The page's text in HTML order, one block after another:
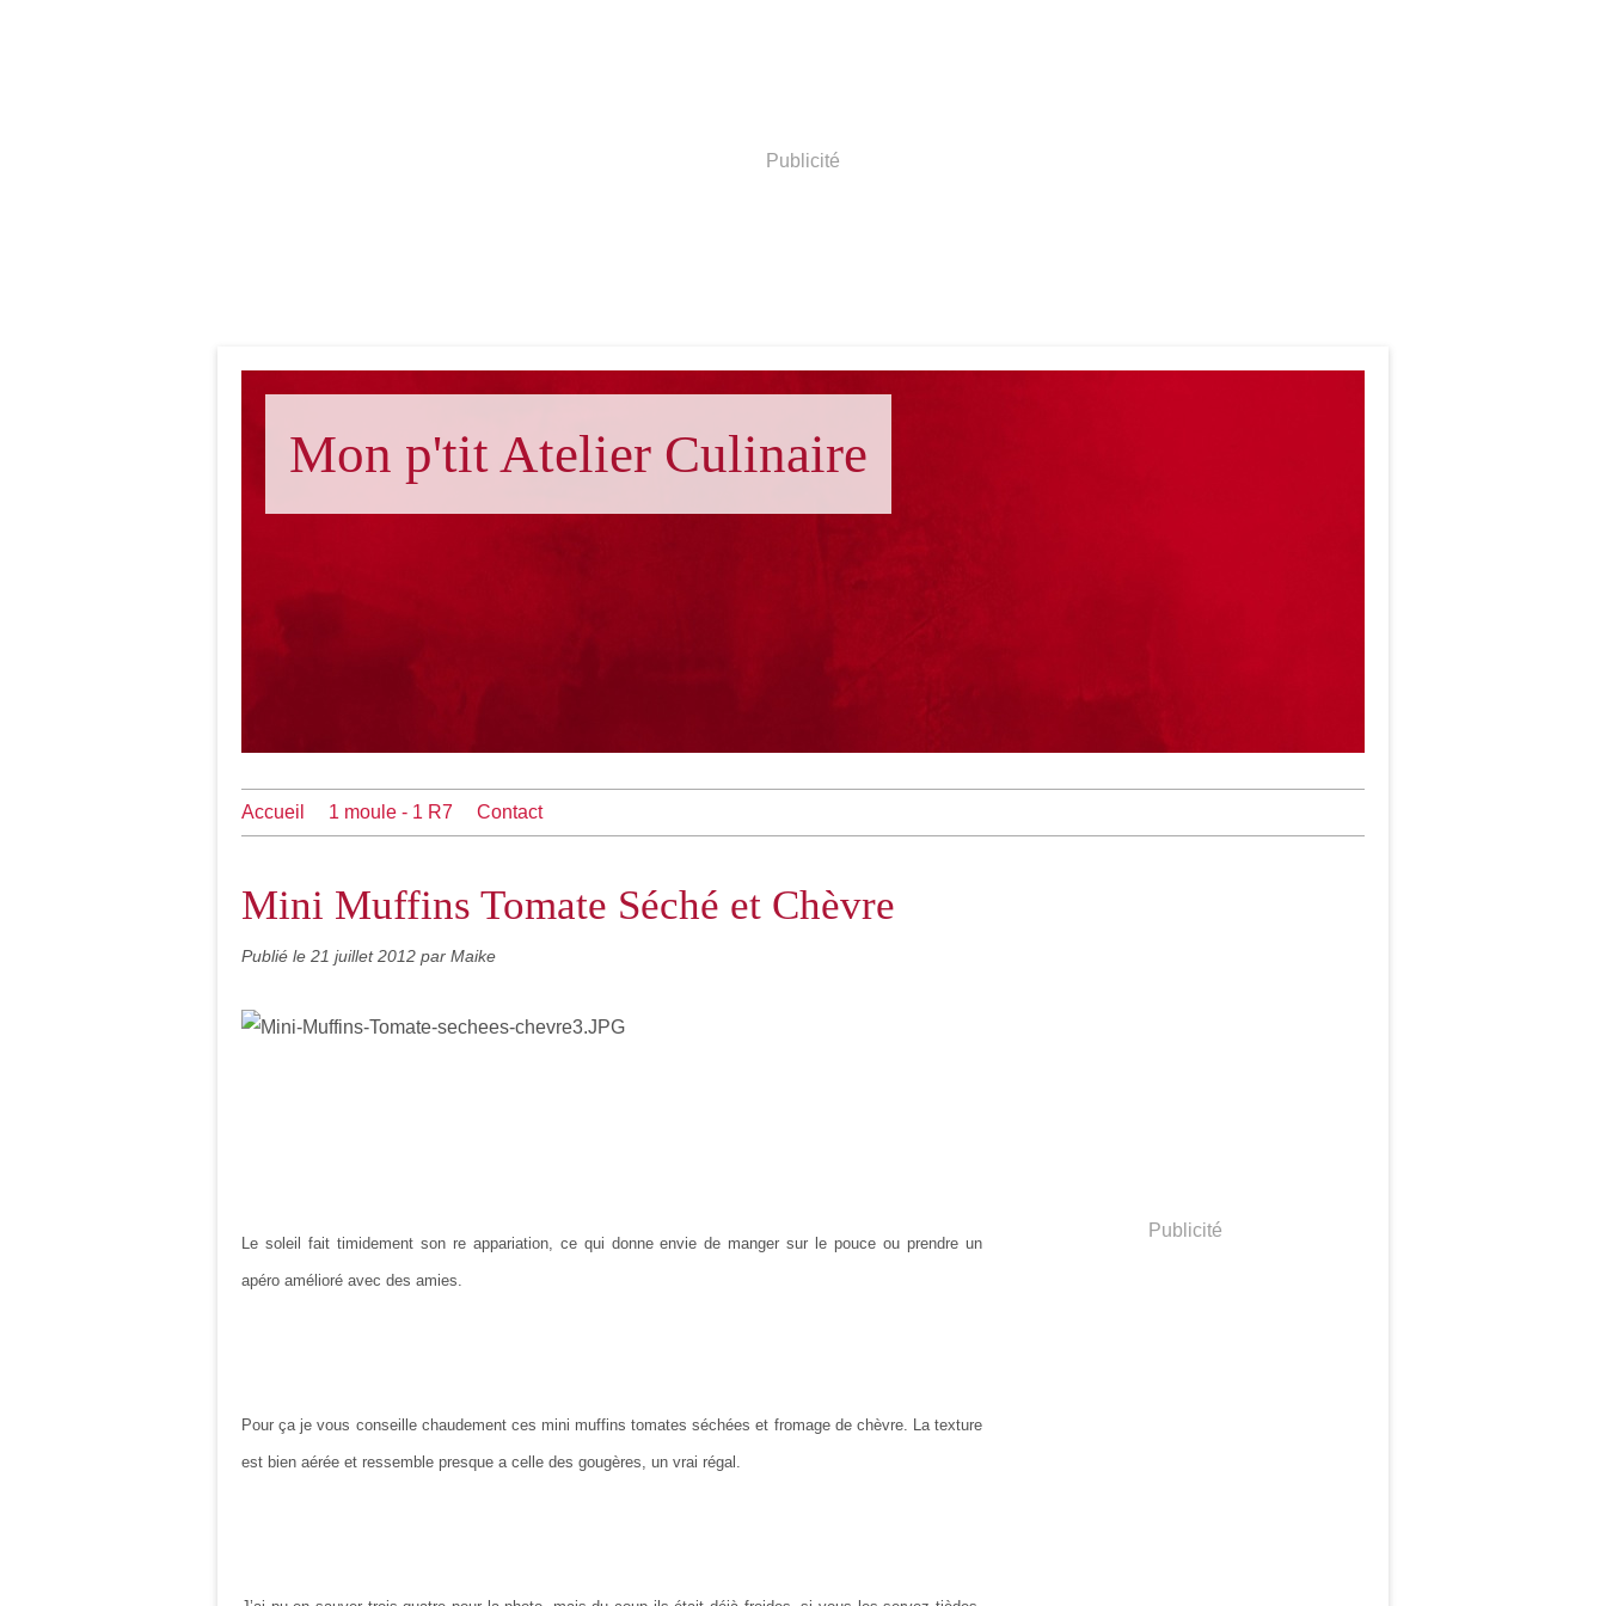
Publicité
Mon p'tit Atelier Culinaire
Accueil 1 moule - 1 R7 Contact
Mini Muffins Tomate Séché et Chèvre
Publié le 21 juillet 2012 par Maike
Le soleil fait timidement son re appariation, ce qui donne envie de manger sur le pouce ou prendre un
apéro amélioré avec des amies.
Pour ça je vous conseille chaudement ces mini muffins tomates séchées et fromage de chèvre. La texture
est bien aérée et ressemble presque a celle des gougères, un vrai régal.
Publicité